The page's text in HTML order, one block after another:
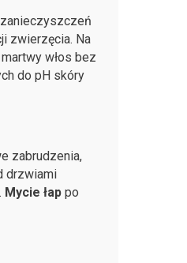
zwierzęcia. Na
włos bez
do pH skóry
zabrudzenia,
drzwiami
Mycie łappo